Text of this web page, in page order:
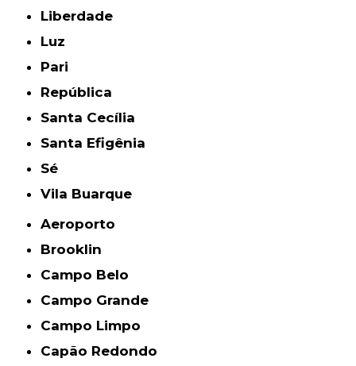
Liberdade
Luz
Pari
República
Santa Cecília
Santa Efigênia
Sé
Vila Buarque
Aeroporto
Brooklin
Campo Belo
Campo Grande
Campo Limpo
Capão Redondo